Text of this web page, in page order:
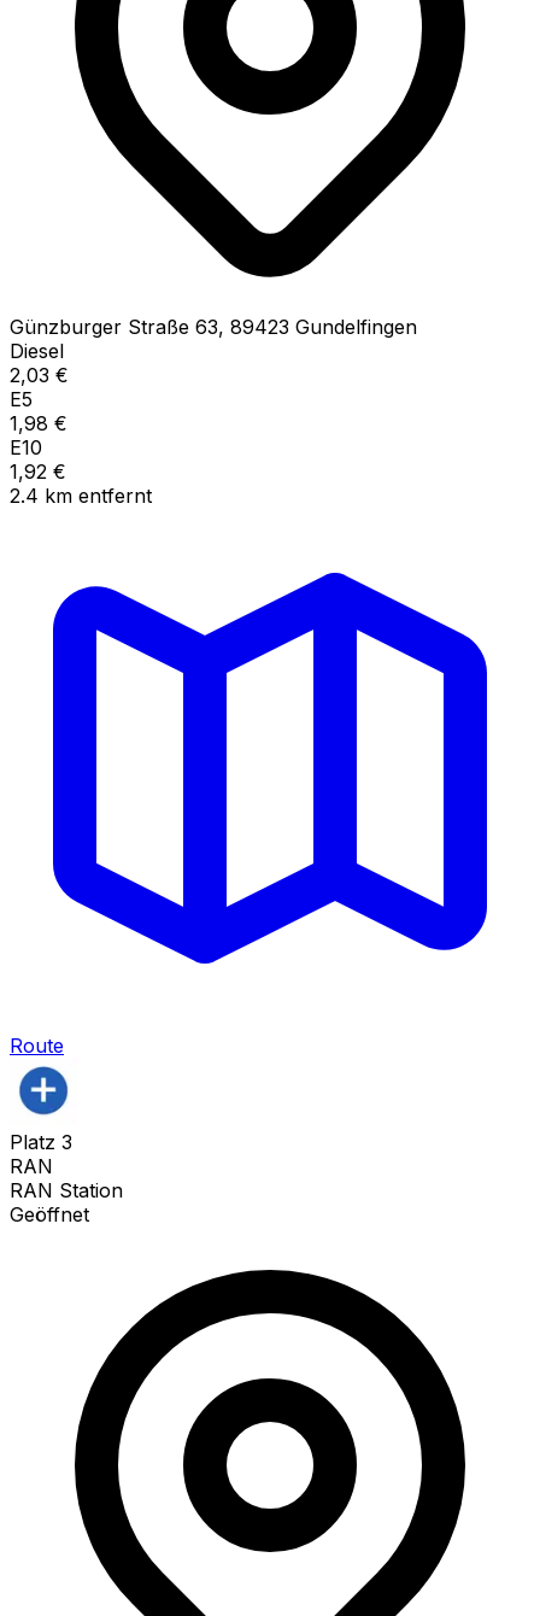
Günzburger Straße 63, 89423 Gundelfingen
Diesel
2,03 €
E5
1,98 €
E10
1,92 €
2.4 km entfernt
Route
Platz 3
RAN
RAN Station
Geöffnet